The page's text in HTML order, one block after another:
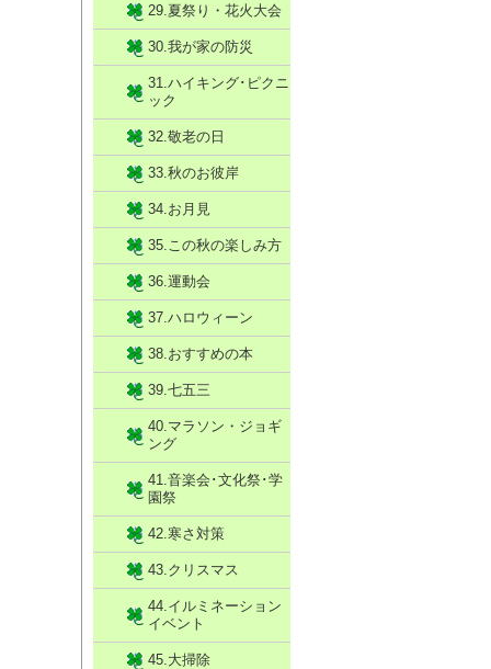
29.夏祭り・花火大会
30.我が家の防災
31.ハイキング･ピクニ
ック
32.敬老の日
33.秋のお彼岸
34.お月見
35.この秋の楽しみ方
36.運動会
37.ハロウィーン
38.おすすめの本
39.七五三
40.マラソン・ジョギ
ング
41.音楽会･文化祭･学
園祭
42.寒さ対策
43.クリスマス
44.イルミネーション
イベント
45.大掃除